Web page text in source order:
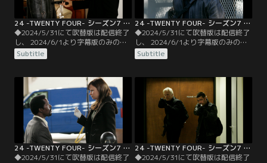
24 -TWENTY FOUR- シーズン7 第04話／字幕
◆2024/5/31にて吹替版は配信終了
し、 2024/6/1より字幕版のみの配
信となります。予めご了承くださ
い。◆字幕／第04話 11：00
たジャックたちを必死に追跡。一
方、ジャックはクロエの待つ隠れ家
に到着。ブキャナンとトニーはジャ
ックに経緯を話し、ジュマに加担す
る政府内の陰謀を暴くには…。
Subtitle
24 -TWENTY FOUR- シーズン7 第05話／字幕
◆2024/5/31にて吹替版は配信終了
し、 2024/6/1より字幕版のみの配
信となります。予めご了承くださ
い。◆字幕／第05話 12：00
トによる公邸襲撃の緊急連絡を受け
たマトボ夫妻は、ジャックたちの襲
撃直前に核シェルターに避難。ジャ
ックたちはシェルターをこじ開けよ
うとするが…。
Subtitle
24 -TWENTY FOUR- シーズン7 第06話／字幕
◆2024/5/31にて吹替版は配信終了
24 -TWENTY FOUR- シーズン7 第07話／字幕
◆2024/5/31にて吹替版は配信終了